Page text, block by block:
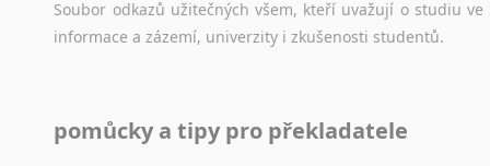
Soubor odkazů užitečných všem, kteří uvažují o studiu ve
informace a zázemí, univerzity i zkušenosti studentů.
Odkazy poskytující cenné informace nekomerčního
pomůcky a tipy pro překladatele